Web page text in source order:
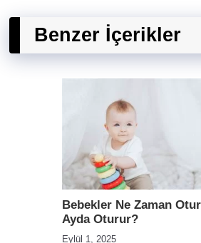
Benzer İçerikler
Bebekler Ne Zaman
Ayda Oturur?
Eylül 1, 2025